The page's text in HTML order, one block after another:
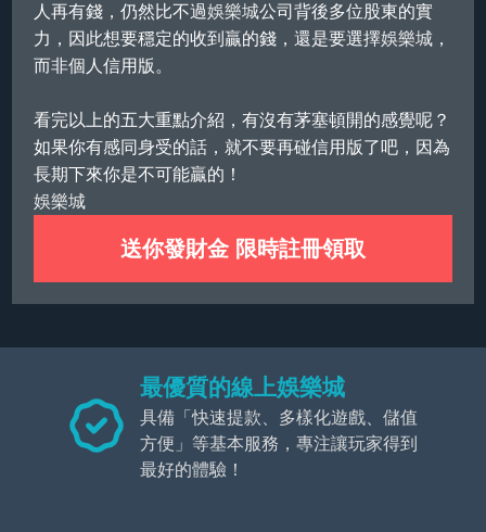
人再有錢，仍然比不過娛樂城公司背後多位股東的實
力，因此想要穩定的收到贏的錢，還是要選擇娛樂城 ，
而非個人信用版。
看完以上的五大重點介紹，有沒有茅塞頓開的感覺呢？
如果你有感同身受的話，就不要再碰信用版了吧，因為
長期下來你是不可能贏的！
娛樂城
送你發財金 限時註冊領取
最優質的線上娛樂城
具備「快速提款、多樣化遊戲、儲值
方便」等基本服務，專注讓玩家得到
最好的體驗！